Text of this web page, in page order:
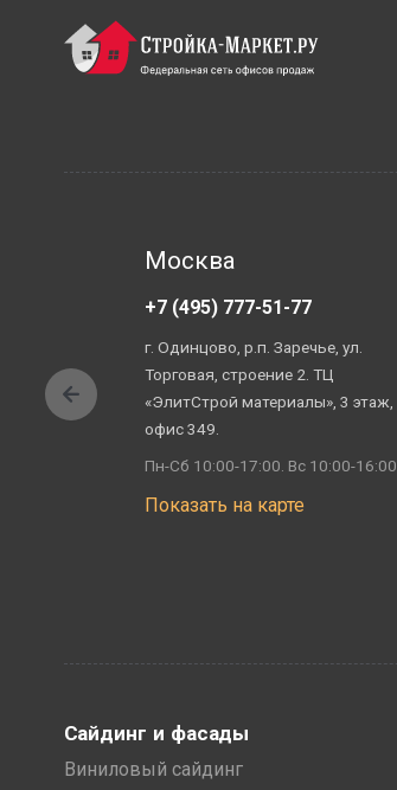
Москва
+7 (495) 777-51-77
г. Одинцово, р.п. Заречье, ул.
Торговая, строение 2. ТЦ
«ЭлитСтрой материалы», 3 этаж,
офис 349.
Пн-Сб 10:00-17:00. Вс 10:00-16:00.
Показать на карте
Сайдинг и фасады
Виниловый сайдинг